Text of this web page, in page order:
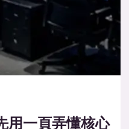
用一頁弄懂核心